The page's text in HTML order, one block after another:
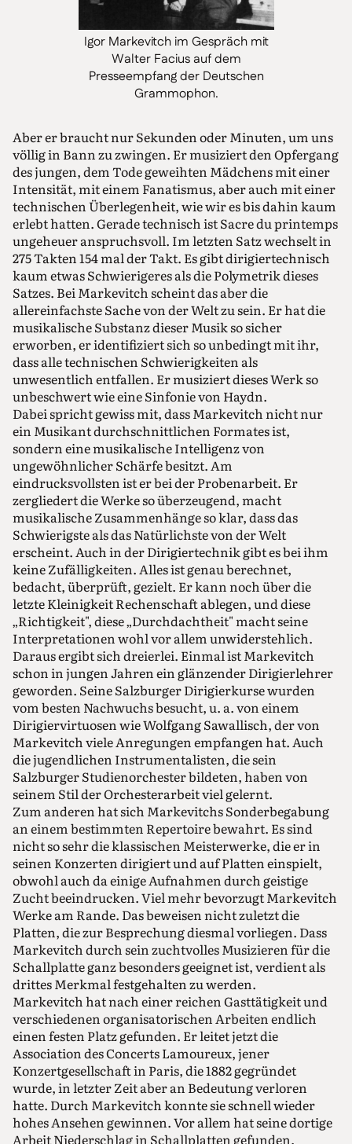
Igor Markevitch im Gespräch mit
Walter Facius auf dem
Presseempfang der Deutschen
Grammophon.
Aber er braucht nur Sekunden oder Minuten, um uns
völlig in Bann zu zwingen. Er musiziert den Opfergang
des jungen, dem Tode geweihten Mädchens mit einer
Intensität, mit einem Fanatismus, aber auch mit einer
technischen Überlegenheit, wie wir es bis dahin kaum
erlebt hatten. Gerade technisch ist Sacre du printemps
ungeheuer anspruchsvoll. Im letzten Satz wechselt in
275 Takten 154 mal der Takt. Es gibt dirigiertechnisch
kaum etwas Schwierigeres als die Polymetrik dieses
Satzes. Bei Markevitch scheint das aber die
allereinfachste Sache von der Welt zu sein. Er hat die
musikalische Substanz dieser Musik so sicher
erworben, er identifiziert sich so unbedingt mit ihr,
dass alle technischen Schwierigkeiten als
unwesentlich entfallen. Er musiziert dieses Werk so
unbeschwert wie eine Sinfonie von Haydn.
Dabei spricht gewiss mit, dass Markevitch nicht nur
ein Musikant durchschnittlichen Formates ist,
sondern eine musikalische Intelligenz von
ungewöhnlicher Schärfe besitzt. Am
eindrucksvollsten ist er bei der Probenarbeit. Er
zergliedert die Werke so überzeugend, macht
musikalische Zusammenhänge so klar, dass das
Schwierigste als das Natürlichste von der Welt
erscheint. Auch in der Dirigiertechnik gibt es bei ihm
keine Zufälligkeiten. Alles ist genau berechnet,
bedacht, überprüft, gezielt. Er kann noch über die
letzte Kleinigkeit Rechenschaft ablegen, und diese
„Richtigkeit", diese „Durchdachtheit" macht seine
Interpretationen wohl vor allem unwiderstehlich.
Daraus ergibt sich dreierlei. Einmal ist Markevitch
schon in jungen Jahren ein glänzender Dirigierlehrer
geworden. Seine Salzburger Dirigierkurse wurden
vom besten Nachwuchs besucht, u. a. von einem
Dirigiervirtuosen wie Wolfgang Sawallisch, der von
Markevitch viele Anregungen empfangen hat. Auch
die jugendlichen Instrumentalisten, die sein
Salzburger Studienorchester bildeten, haben von
seinem Stil der Orchesterarbeit viel gelernt.
Zum anderen hat sich Markevitchs Sonderbegabung
an einem bestimmten Repertoire bewahrt. Es sind
nicht so sehr die klassischen Meisterwerke, die er in
seinen Konzerten dirigiert und auf Platten einspielt,
obwohl auch da einige Aufnahmen durch geistige
Zucht beeindrucken. Viel mehr bevorzugt Markevitch
Werke am Rande. Das beweisen nicht zuletzt die
Platten, die zur Besprechung diesmal vorliegen. Dass
Markevitch durch sein zuchtvolles Musizieren für die
Schallplatte ganz besonders geeignet ist, verdient als
drittes Merkmal festgehalten zu werden.
Markevitch hat nach einer reichen Gasttätigkeit und
verschiedenen organisatorischen Arbeiten endlich
einen festen Platz gefunden. Er leitet jetzt die
Association des Concerts Lamoureux, jener
Konzertgesellschaft in Paris, die 1882 gegründet
wurde, in letzter Zeit aber an Bedeutung verloren
hatte. Durch Markevitch konnte sie schnell wieder
hohes Ansehen gewinnen. Vor allem hat seine dortige
Arbeit Niederschlag in Schallplatten gefunden.